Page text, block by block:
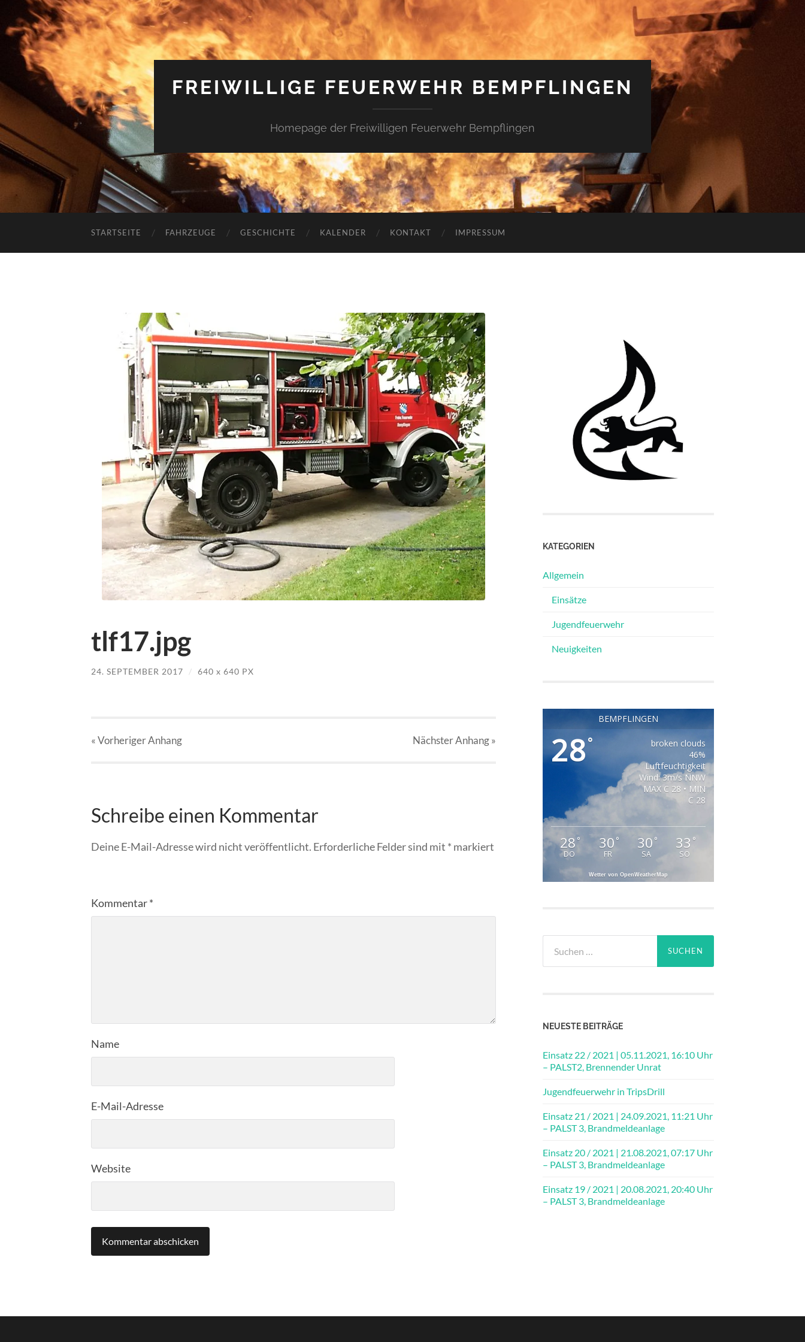
FREIWILLIGE FEUERWEHR BEMPFLINGEN
Homepage der Freiwilligen Feuerwehr Bempflingen
STARTSEITE FAHRZEUGE GESCHICHTE KALENDER KONTAKT IMPRESSUM
tlf17.jpg
24. SEPTEMBER 2017 / 640 x 640 PX
« VorherigerAnhang NächsterAnhang»
Schreibe einen Kommentar
Deine E-Mail-Adresse wird nicht veröffentlicht. Erforderliche Felder sind mit * markiert
Kommentar*
Name
E-Mail-Adresse
Website
KATEGORIEN
Allgemein
Einsätze
Jugendfeuerwehr
Neuigkeiten
BEMPFLINGEN
28°
broken clouds
46%
Luftfeuchtigkeit
Wind: 3m/s NNW
MAX C 28 • MIN
C 28
28 °
DO
30 °
FR
30 °
SA
33 °
SO
Wetter von OpenWeatherMap
nach:
NEUESTE BEITRÄGE
Einsatz 22 / 2021 | 05.11.2021, 16:10 Uhr
– PALST2, Brennender Unrat
Jugendfeuerwehr in TripsDrill
Einsatz 21 / 2021 | 24.09.2021, 11:21 Uhr
– PALST 3, Brandmeldeanlage
Einsatz 20 / 2021 | 21.08.2021, 07:17 Uhr
– PALST 3, Brandmeldeanlage
Einsatz 19 / 2021 | 20.08.2021, 20:40 Uhr
– PALST 3, Brandmeldeanlage